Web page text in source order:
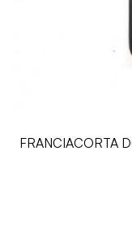
FRANCIACORTA